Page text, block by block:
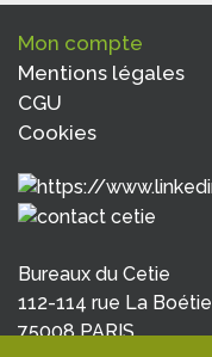
Mon compte
Mentions légales
CGU
Cookies
Bureaux du Cetie
112-114 rue La Boétie
75008 PARIS